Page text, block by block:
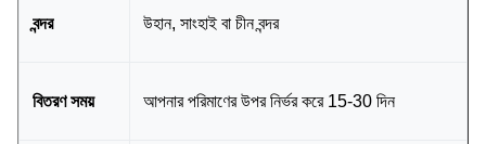
বন্দর উহান, সাংহাই বা চীন বন্দর
বিতরণ সময় আপনার পরিমাণের উপর নির্ভর করে 15-30 দিন